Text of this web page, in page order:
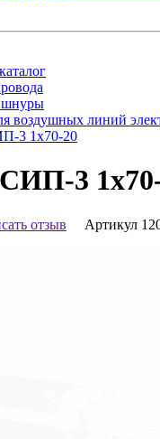
шнуры
воздушных линий
3 1х70-20
3
отзыв Артикул